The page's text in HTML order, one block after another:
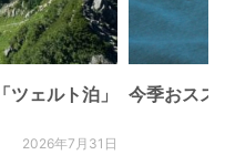
ェルト泊」
2026年7月31日
今季おスス